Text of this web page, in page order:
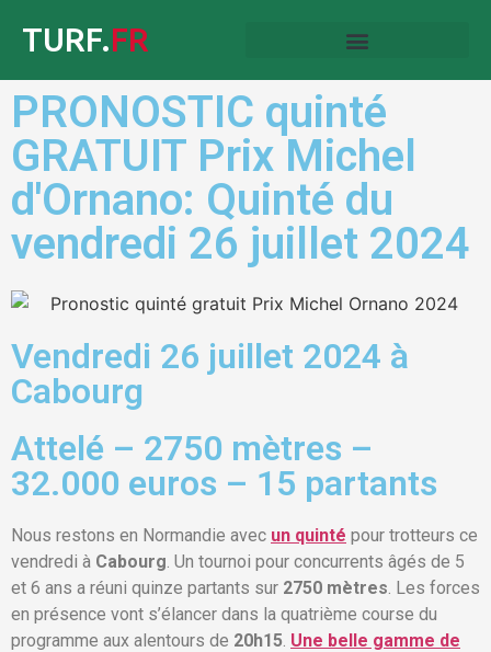
TURF.FR
PRONOSTIC quinté
GRATUIT Prix Michel
d'Ornano: Quinté du
vendredi 26 juillet 2024
Vendredi 26 juillet 2024 à
Cabourg
Attelé – 2750 mètres –
32.000 euros – 15 partants
Nous restons en Normandie avec un quinté pour trotteurs ce
vendredi à Cabourg . Un tournoi pour concurrents âgés de 5
et 6 ans a réuni quinze partants sur 2750 mètres . Les forces
en présence vont s’élancer dans la quatrième course du
programme aux alentours de 20h15 Une belle gamme de